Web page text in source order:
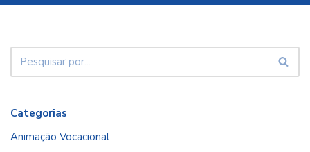
Categorias
Animação Vocacional